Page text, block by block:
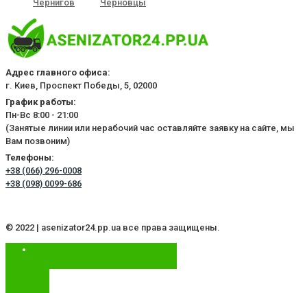
Чернигов Черновцы
Адрес главного офиса:
г. Киев, Проспект Победы, 5, 02000
График работы:
Пн-Вс 8:00 - 21:00
(Занятые линии или нерабочий час оставляйте заявку на сайте, мы
Вам позвоним)
Телефоны:
+38 (066) 296-0008
+38 (098) 0099-686
© 2022 | asenizator24.pp.ua все права защищены.